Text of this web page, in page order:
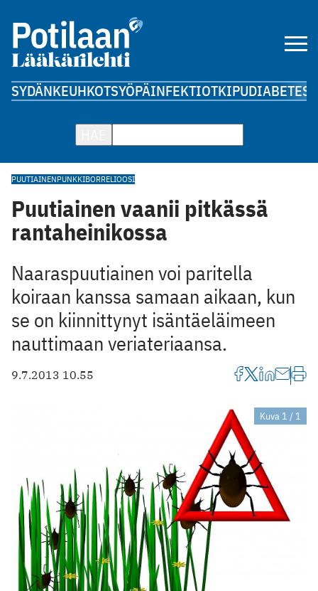
SYDÄNKEUHKOTSYÖPÄINFEKTIOTKIPUDIABETES
PUUTIAINENPUNKKIBORRELIOOSI
Puutiainen vaanii pitkässä
rantaheinikossa
Naaraspuutiainen voi paritella
koiraan kanssa samaan aikaan, kun
se on kiinnittynyt isäntäeläimeen
nauttimaan veriateriaansa.
9.7.2013 10.55
Kuva 1 / 1